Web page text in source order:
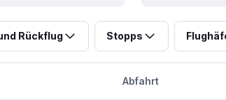
Rückflug Stopps
Abfahrt